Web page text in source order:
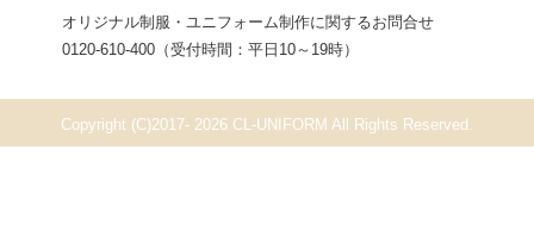
オリジナル制服・ユニフォーム制作に関するお問合せ
0120-610-400（受付時間：平日10～19時）
Copyright (C)2017- 2026 CL-UNIFORM All Rights Reserved.